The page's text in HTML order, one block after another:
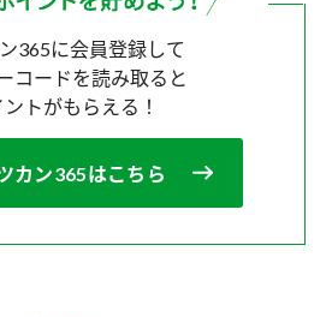
365に会員登録して
コードを読み取ると
トがもらえる！
カン365はこちら